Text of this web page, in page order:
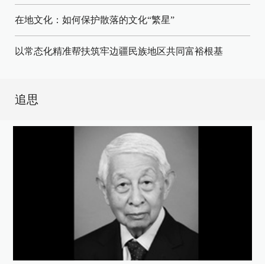
在地文化：如何保护散落的文化“繁星”
以常态化精准帮扶筑牢边疆民族地区共同富裕根基
追思